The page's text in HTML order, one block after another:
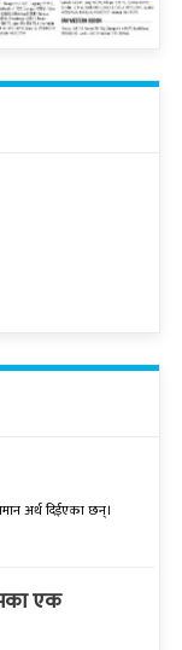
अर्थ दिईएका छन्।
एक